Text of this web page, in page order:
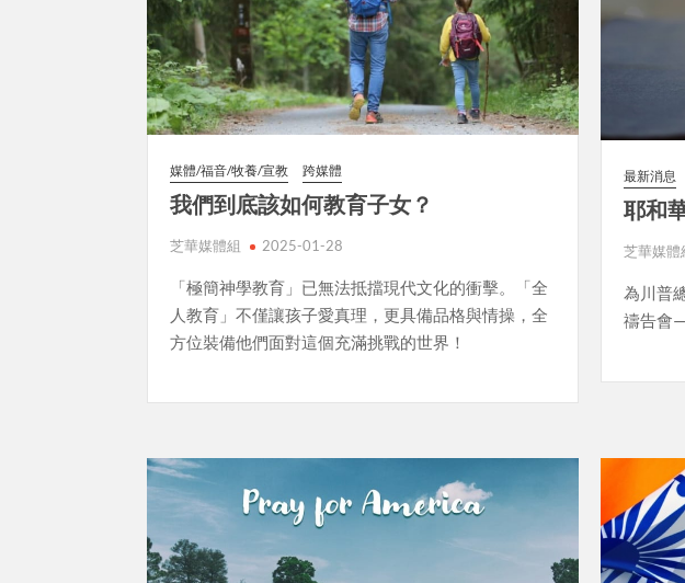
媒體/福音/牧養/宣教 跨媒體
我們到底該如何教育子女？
芝華媒體組 2025-01-28
「極簡神學教育」已無法抵擋現代文化的衝擊。「全
人教育」不僅讓孩子愛真理，更具備品格與情操，全
方位裝備他們面對這個充滿挑戰的世界！
最新消息
耶和
芝華媒體
為川普
禱告會